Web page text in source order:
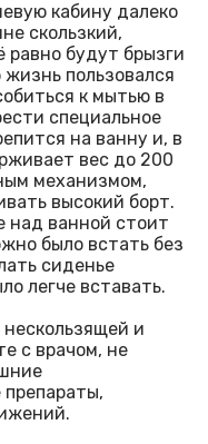
кабину далеко
скользкий,
равно будут брызги
пользовался
к мытью в
специальное
на ванну и, в
вес до 200
механизмом,
высокий борт.
над ванной стоит
было встать без
сиденье
легче вставать.
и
с врачом, не